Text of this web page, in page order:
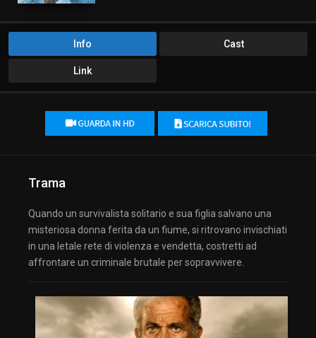
Info Cast
Link
Trama
Quando un survivalista solitario e sua figlia salvano una
misteriosa donna ferita da un fiume, si ritrovano invischiati
in una letale rete di violenza e vendetta, costretti ad
affrontare un criminale brutale per sopravvivere.